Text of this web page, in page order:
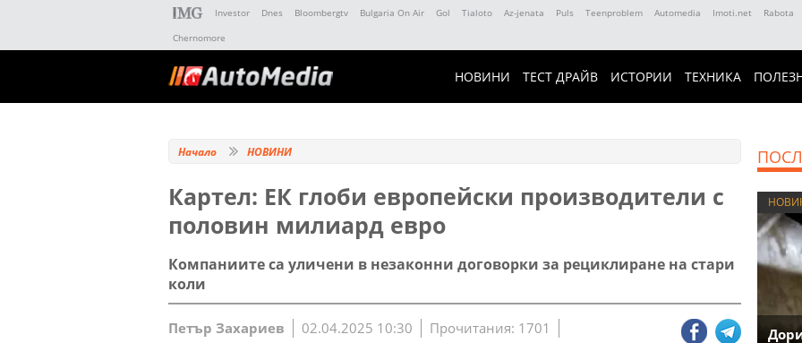
Investor Dnes Bloombergtv Bulgaria On Air Gol Tialoto Az-jenata Puls Teenproblem Automedia Imoti.net Rabota
Chernomore
НОВИНИ ТЕСТ ДРАЙВ ИСТОРИИ ТЕХНИКА
Начало НОВИНИ
Картел: ЕК глоби европейски производители с
половин милиард евро
Компаниите са уличени в незаконни договорки за рециклиране на стари
коли
Петър Захариев 02.04.2025 10:30 Прочитания: 1701